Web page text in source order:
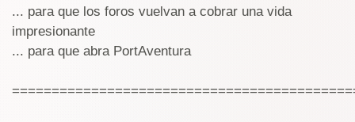
... para que los foros vuelvan a cobrar una vida
impresionante
... para que abra PortAventura